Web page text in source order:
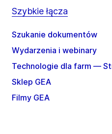
Szybkie łącza
Szukanie dokumentów
Wydarzenia i webinary
Technologie dla farm —
Sklep GEA
Filmy GEA